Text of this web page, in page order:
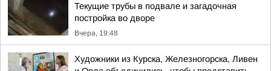
Текущие трубы в подвале и загадочная
постройка во дворе
Вчера, 19:48
Художники из Курска, Железногорска, Ливен